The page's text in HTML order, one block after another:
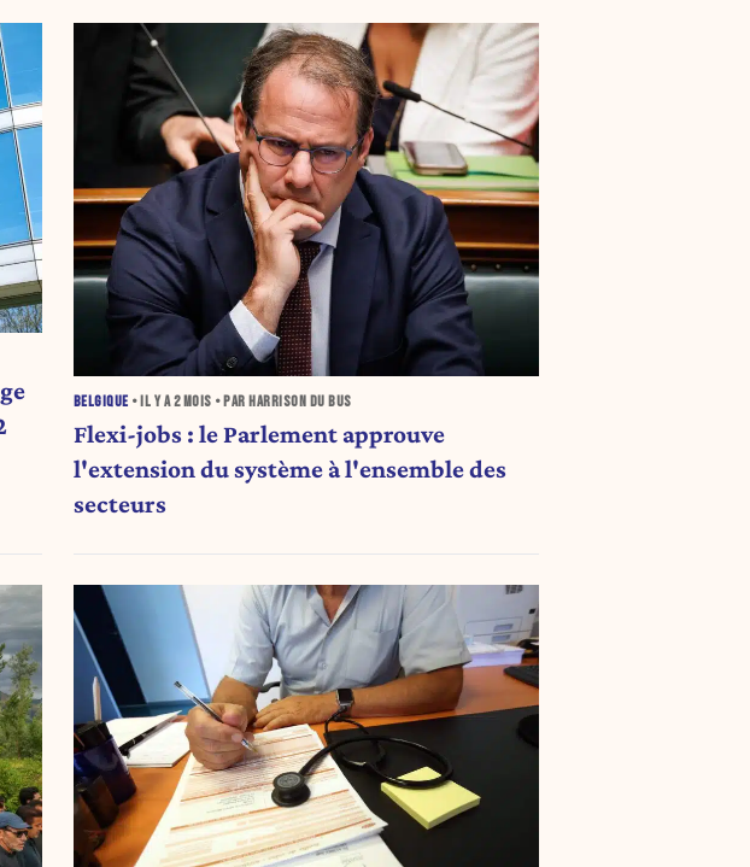
BELGIQUE • IL Y A2 MOIS • PAR HARRISON DU BUS
Flexi-jobs : le Parlement approuve
l'extension du système à l'ensemble des
secteurs